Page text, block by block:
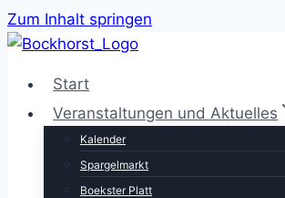
Zum Inhalt springen
Start
Veranstaltungen und Aktuelles
Kalender
Spargelmarkt
Boekster Platt